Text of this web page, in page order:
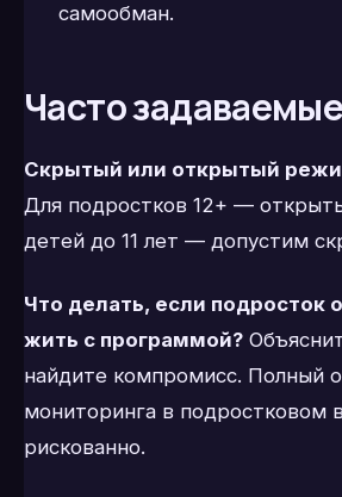
самообман.
Часто
Скрытый или открытый
Для подростков 12+ —
детей до 11 лет — допустим
Что делать, если подросток
жить с программой?
найдите компромисс. Полный
мониторинга в подростковом
рискованно.